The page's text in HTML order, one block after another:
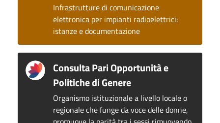
Infrastrutture di comunicazione
elettronica per impianti radioelettrici:
istanze e documentazione
Consulta Pari Opportunità e
Politiche di Genere
Organismo istituzionale a livello locale o
regionale che funge da voce delle donne,